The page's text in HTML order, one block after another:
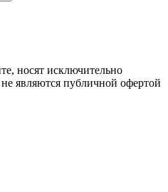
носят исключительно
являются публичной офертой